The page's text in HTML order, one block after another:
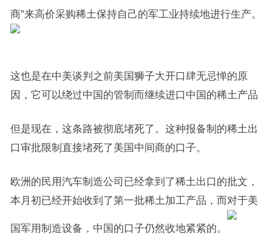
商”来高价采购稀土保持自己的军工业持续地进行生产。
这也是在中美谈判之前美国狮子大开口肆无忌惮的原
因，它可以绕过中国的管制而继续进口中国的稀土产品
但是现在，这条路被彻底堵死了。这种报备制的稀土出
口审批限制直接堵死了美国中间商的口子。
欧洲的民用汽车制造公司已经拿到了稀土出口的批文，
本月初已经开始收到了第一批稀土加工产品，而对于美
国军用制造设备，中国的口子仍然收地紧紧的。